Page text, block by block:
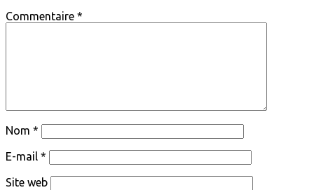
Commentaire *
Nom *
E-mail *
Site web